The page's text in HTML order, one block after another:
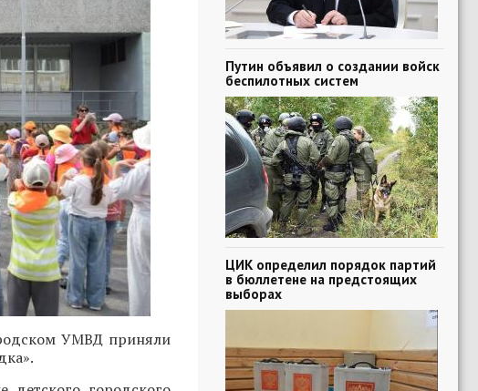
УМВД приняли
Путин объявил о создании войск
беспилотных систем
ЦИК определил порядок партий
в бюллетене на предстоящих
выборах